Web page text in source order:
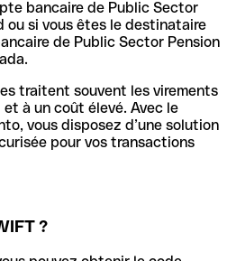
bancaire de Public Sector
ou si vous êtes le destinataire
de Public Sector Pension
traitent souvent les virements
à un coût élevé. Avec le
vous disposez d’une solution
pour vos transactions
?